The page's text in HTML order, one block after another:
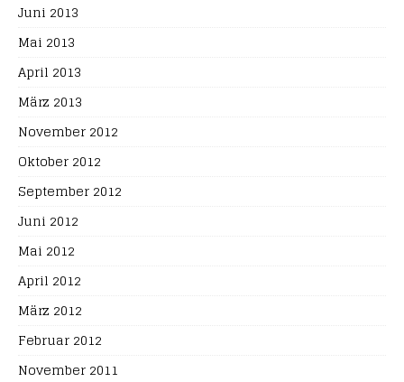
Juni 2013
Mai 2013
April 2013
März 2013
November 2012
Oktober 2012
September 2012
Juni 2012
Mai 2012
April 2012
März 2012
Februar 2012
November 2011